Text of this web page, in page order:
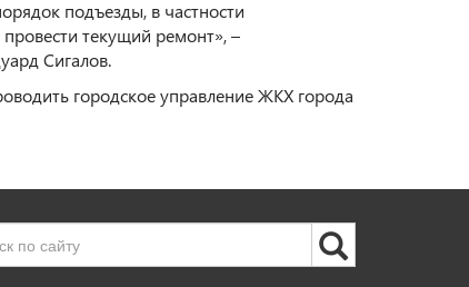
подъезды, в частности
текущий ремонт», –
Сигалов.
городское управление ЖКХ города